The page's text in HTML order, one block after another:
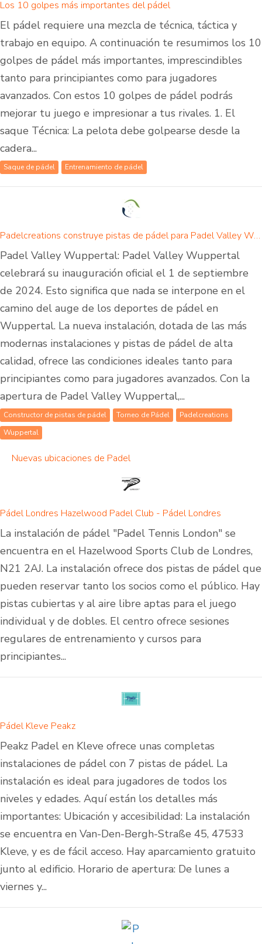
Los 10 golpes más importantes del pádel
El pádel requiere una mezcla de técnica, táctica y
trabajo en equipo. A continuación te resumimos los 10
golpes de pádel más importantes, imprescindibles
tanto para principiantes como para jugadores
avanzados. Con estos 10 golpes de pádel podrás
mejorar tu juego e impresionar a tus rivales. 1. El
saque Técnica: La pelota debe golpearse desde la
cadera...
Saque de pádel Entrenamiento de pádel
Padelcreations construye pistas de pádel para Padel Valley Wuppertal - inauguración el 01 de septiembre de 2024
Padel Valley Wuppertal: Padel Valley Wuppertal
celebrará su inauguración oficial el 1 de septiembre
de 2024. Esto significa que nada se interpone en el
camino del auge de los deportes de pádel en
Wuppertal. La nueva instalación, dotada de las más
modernas instalaciones y pistas de pádel de alta
calidad, ofrece las condiciones ideales tanto para
principiantes como para jugadores avanzados. Con la
apertura de Padel Valley Wuppertal,...
Constructor de pistas de pádel Torneo de Pádel
Padelcreations
Wuppertal
Nuevas ubicaciones de Padel
Pádel Londres Hazelwood Padel Club - Pádel Londres
La instalación de pádel "Padel Tennis London" se
encuentra en el Hazelwood Sports Club de Londres,
N21 2AJ. La instalación ofrece dos pistas de pádel que
pueden reservar tanto los socios como el público. Hay
pistas cubiertas y al aire libre aptas para el juego
individual y de dobles. El centro ofrece sesiones
regulares de entrenamiento y cursos para
principiantes...
Pádel Kleve Peakz
Peakz Padel en Kleve ofrece unas completas
instalaciones de pádel con 7 pistas de pádel. La
instalación es ideal para jugadores de todos los
niveles y edades. Aquí están los detalles más
importantes: Ubicación y accesibilidad: La instalación
se encuentra en Van-Den-Bergh-Straße 45, 47533
Kleve, y es de fácil acceso. Hay aparcamiento gratuito
junto al edificio. Horario de apertura: De lunes a
viernes y...